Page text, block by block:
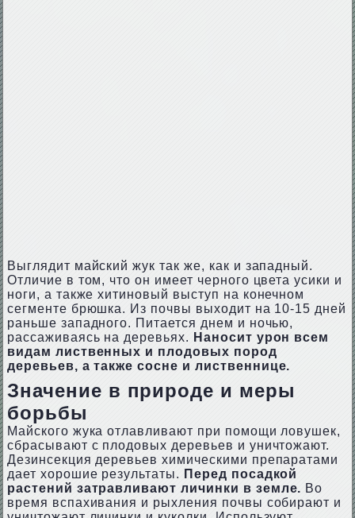
Выглядит майский жук так же, как и западный.
Отличие в том, что он имеет черного цвета усики и
ноги, а также хитиновый выступ на конечном
сегменте брюшка. Из почвы выходит на 10-15 дней
раньше западного. Питается днем и ночью,
рассаживаясь на деревьях. Наносит урон всем
видам лиственных и плодовых пород
деревьев, а также сосне и лиственнице.
Значение в природе и меры
борьбы
Майского жука отлавливают при помощи ловушек,
сбрасывают с плодовых деревьев и уничтожают.
Дезинсекция деревьев химическими препаратами
дает хорошие результаты. Перед посадкой
растений затравливают личинки в земле. Во
время вспахивания и рыхления почвы собирают и